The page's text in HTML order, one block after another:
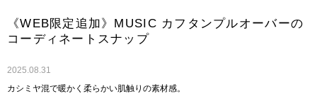
《WEB限定追加》MUSIC カフタンプルオーバーの
コーディネートスナップ
2025.08.31
カシミヤ混で暖かく柔らかい肌触りの素材感。